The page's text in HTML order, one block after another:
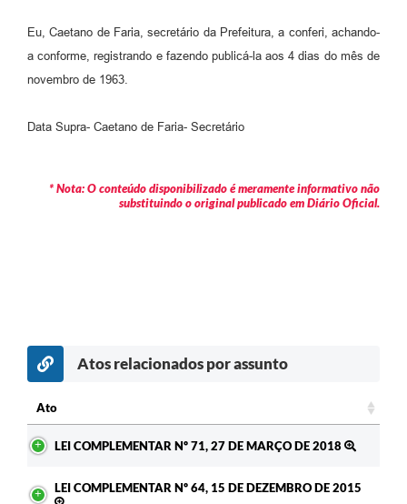
Eu, Caetano de Faria, secretário da Prefeitura, a conferi, achando-
a conforme, registrando e fazendo publicá-la aos 4 dias do mês de
novembro de 1963.
Data Supra- Caetano de Faria- Secretário
* Nota: O conteúdo disponibilizado é meramente informativo não
substituindo o original publicado em Diário Oficial.
Atos relacionados por assunto
Ato
LEI COMPLEMENTAR Nº 71, 27 DE MARÇO DE 2018
LEI COMPLEMENTAR Nº 64, 15 DE DEZEMBRO DE 2015